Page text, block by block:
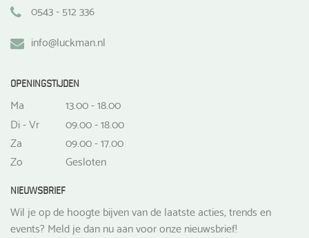
0543 - 512 336
info@luckman.nl
OPENINGSTIJDEN
Ma
13.00 - 18.00
Di - Vr
09.00 - 18.00
Za
09.00 - 17.00
Zo
Gesloten
NIEUWSBRIEF
Wil je op de hoogte bijven van de laatste acties, trends en
events? Meld je dan nu aan voor onze nieuwsbrief!